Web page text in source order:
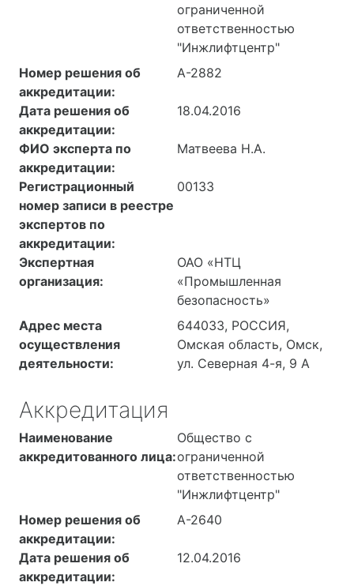
ограниченной
ответственностью
"Инжлифтцентр"
Номер решения об
аккредитации:
А-2882
Дата решения об
аккредитации:
18.04.2016
ФИО эксперта по
аккредитации:
Матвеева Н.А.
Регистрационный
номер записи в реестре
экспертов по
аккредитации:
00133
Экспертная
организация:
ОАО «НТЦ
«Промышленная
безопасность»
Адрес места
осуществления
деятельности:
644033, РОССИЯ,
Омская область, Омск,
ул. Северная 4-я, 9 А
Аккредитация
Наименование
аккредитованного лица:
Общество с
ограниченной
ответственностью
"Инжлифтцентр"
Номер решения об
аккредитации:
А-2640
Дата решения об
аккредитации:
12.04.2016